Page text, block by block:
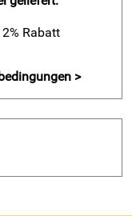
Rabatt
>